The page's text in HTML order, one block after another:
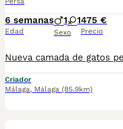
6 semanas
Edad
1 1
Sexo
475 €
Precio
Criador
Málaga, Málaga (85.9km)